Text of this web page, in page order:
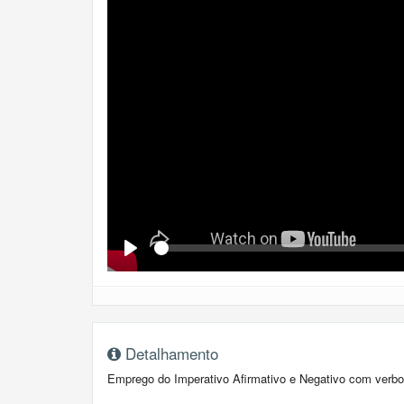
Play
Detalhamento
Emprego do Imperativo Afirmativo e Negativo com